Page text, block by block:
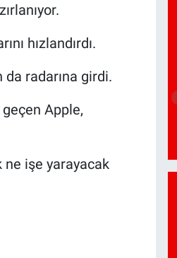
hızlandırdı.
da radarına girdi.
Apple,
ne işe yarayacak